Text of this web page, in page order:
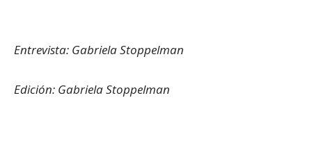
Entrevista: Gabriela Stoppelman
Edición: Gabriela Stoppelman